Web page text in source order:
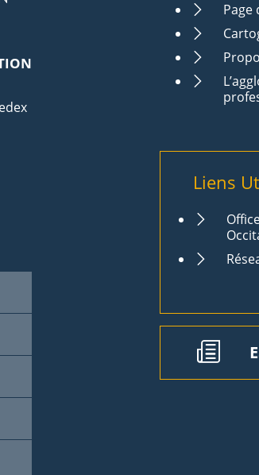
Page
Liens